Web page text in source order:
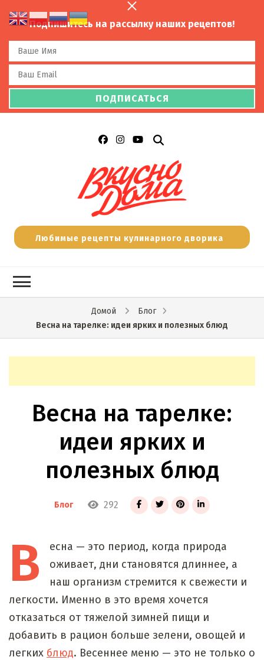
Подпишитесь на рассылку наших рецептов!
Любимые рецепты кулинарного дворика
Домой
Блог
Весна на тарелке: идеи ярких и полезных блюд
Весна на тарелке:
идеи ярких и
полезных блюд
Блог 292
В есна — это период, когда природа
оживает, дни становятся длиннее, а
наш организм стремится к свежести и
легкости. Именно в это время хочется
отказаться от тяжелой зимней пищи и
добавить в рацион больше зелени, овощей и
легких блюд. Весеннее меню — это не только о